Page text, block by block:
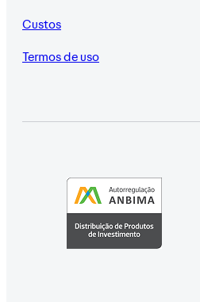
Custos
Termos de uso